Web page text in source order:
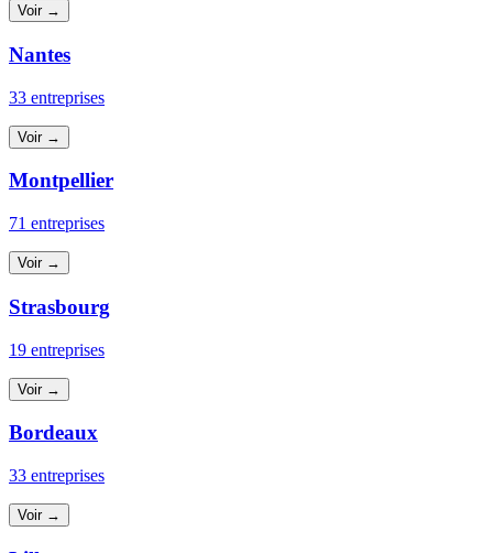
Voir →
Nantes
33 entreprises
Voir →
Montpellier
71 entreprises
Voir →
Strasbourg
19 entreprises
Voir →
Bordeaux
33 entreprises
Voir →